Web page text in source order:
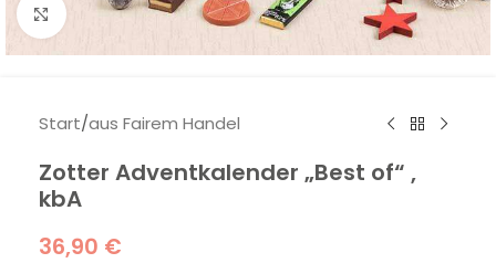
Klick zum Vergrößern
Start/aus Fairem Handel
Zotter Adventkalender „Best of“ ,
kbA
36,90 €